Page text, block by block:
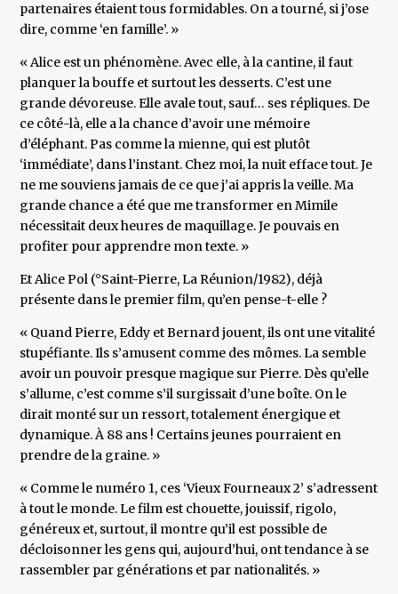
partenaires étaient tous formidables. On a tourné, si j’ose
dire, comme ‘en famille’. »
« Alice est un phénomène. Avec elle, à la cantine, il faut
planquer la bouffe et surtout les desserts. C’est une
grande dévoreuse. Elle avale tout, sauf… ses répliques. De
ce côté-là, elle a la chance d’avoir une mémoire
d’éléphant. Pas comme la mienne, qui est plutôt
‘immédiate’, dans l’instant. Chez moi, la nuit efface tout. Je
ne me souviens jamais de ce que j’ai appris la veille. Ma
grande chance a été que me transformer en Mimile
nécessitait deux heures de maquillage. Je pouvais en
profiter pour apprendre mon texte. »
Et Alice Pol (°Saint-Pierre, La Réunion/1982), déjà
présente dans le premier film, qu’en pense-t-elle ?
« Quand Pierre, Eddy et Bernard jouent, ils ont une vitalité
stupéfiante. Ils s’amusent comme des mômes. La semble
avoir un pouvoir presque magique sur Pierre. Dès qu’elle
s’allume, c’est comme s’il surgissait d’une boîte. On le
dirait monté sur un ressort, totalement énergique et
dynamique. À 88 ans ! Certains jeunes pourraient en
prendre de la graine. »
« Comme le numéro 1, ces ‘Vieux Fourneaux 2’ s’adressent
à tout le monde. Le film est chouette, jouissif, rigolo,
généreux et, surtout, il montre qu’il est possible de
décloisonner les gens qui, aujourd’hui, ont tendance à se
rassembler par générations et par nationalités. »